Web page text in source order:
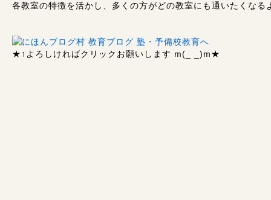
各教室の特徴を活かし、多くの方がどの教室にも通いたくなる
★↑ よろしければクリックお願いします m(_ _)m★